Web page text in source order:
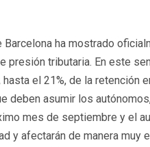
Barcelona ha mostrado
presión tributaria. En este
el 21%, de la retención
deben asumir los
mes de septiembre y el
y afectarán de manera muy